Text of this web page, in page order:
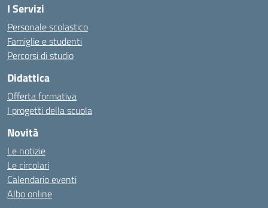
I Servizi
Personale scolastico
Famiglie e studenti
Percorsi di studio
Didattica
Offerta formativa
I progetti della scuola
Novità
Le notizie
Le circolari
Calendario eventi
Albo online